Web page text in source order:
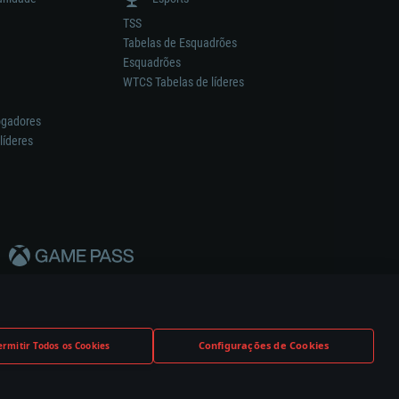
Todos os Cookies Configurações de Cookies
TSS
Tabelas de Esquadrões
Esquadrões
WTCS Tabelas de líderes